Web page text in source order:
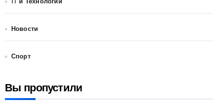
IT и Технологии
Новости
Спорт
Вы пропустили